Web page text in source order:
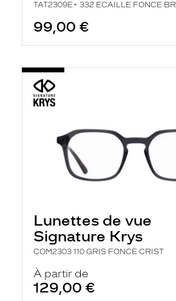
TAT2309E+ 332 ECAILLE FONCE BR
99,00 €
Lunettes de vue
Signature Krys
COM2303 110 GRIS FONCE CRIST
À partir de
129,00 €